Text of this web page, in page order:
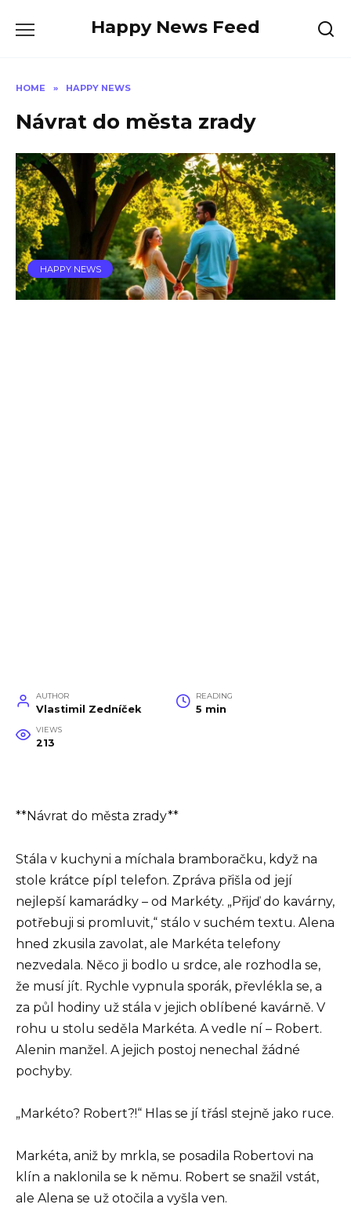
Happy News Feed
HOME » HAPPY NEWS
Návrat do města zrady
HAPPY NEWS
AUTHOR
Vlastimil Zedníček
READING
5 min
VIEWS
213
**Návrat do města zrady**
Stála v kuchyni a míchala bramboračku, když na
stole krátce pípl telefon. Zpráva přišla od její
nejlepší kamarádky – od Markéty. „Přijď do kavárny,
potřebuji si promluvit,“ stálo v suchém textu. Alena
hned zkusila zavolat, ale Markéta telefony
nezvedala. Něco ji bodlo u srdce, ale rozhodla se,
že musí jít. Rychle vypnula sporák, převlékla se, a
za půl hodiny už stála v jejich oblíbené kavárně. V
rohu u stolu seděla Markéta. A vedle ní – Robert.
Alenin manžel. A jejich postoj nenechal žádné
pochyby.
„Markéto? Robert?!“ Hlas se jí třásl stejně jako ruce.
Markéta, aniž by mrkla, se posadila Robertovi na
klín a naklonila se k němu. Robert se snažil vstát,
ale Alena se už otočila a vyšla ven.